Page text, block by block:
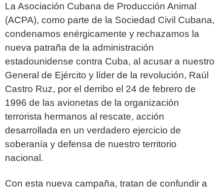
La Asociación Cubana de Producción Animal
(ACPA), como parte de la Sociedad Civil Cubana,
condenamos enérgicamente y rechazamos la
nueva patraña de la administración
estadounidense contra Cuba, al acusar a nuestro
General de Ejército y líder de la revolución, Raúl
Castro Ruz, por el derribo el 24 de febrero de
1996 de las avionetas de la organización
terrorista hermanos al rescate, acción
desarrollada en un verdadero ejercicio de
soberanía y defensa de nuestro territorio
nacional.
Con esta nueva campaña, tratan de confundir a